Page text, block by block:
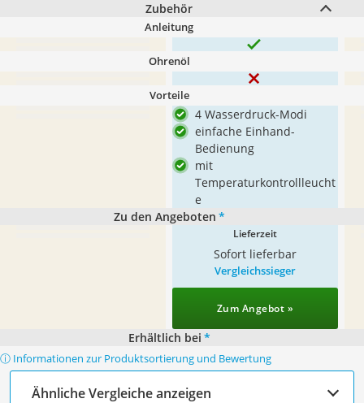
Zubehör
Anleitung
Ohrenöl
Vorteile
4 Wasserdruck-Modi
einfache Einhand-
Bedienung
mit
Temperaturkontrollleucht
e
Zu den Angeboten *
Lieferzeit
Sofort lieferbar
Vergleichssieger
Zum Angebot »
Erhältlich bei *
ⓘ Informationen zur Produktsortierung und Bewertung
Ähnliche Vergleiche anzeigen